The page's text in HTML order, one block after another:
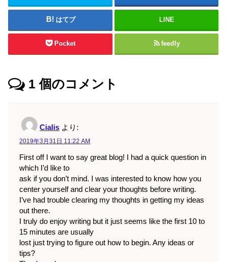
はてブ LINE
Pocket feedly
1 個のコメント
Cialis より:
2019年3月31日 11:22 AM
First off I want to say great blog! I had a quick question in
which I’d like to
ask if you don’t mind. I was interested to know how you
center yourself and clear your thoughts before writing.
I’ve had trouble clearing my thoughts in getting my ideas
out there.
I truly do enjoy writing but it just seems like the first 10 to
15 minutes are usually
lost just trying to figure out how to begin. Any ideas or
tips?